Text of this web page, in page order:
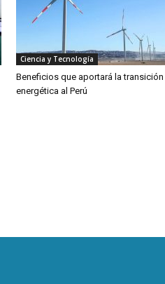
Ciencia y Tecnología
Beneficios que aportará la transición
energética al Perú